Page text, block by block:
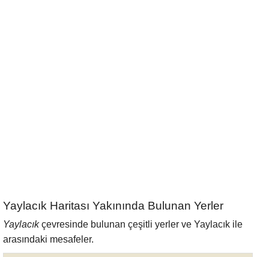
Yaylacık Haritası Yakınında Bulunan Yerler
Yaylacıkçevresinde bulunan çeşitli yerler ve Yaylacık ile
arasındaki mesafeler.